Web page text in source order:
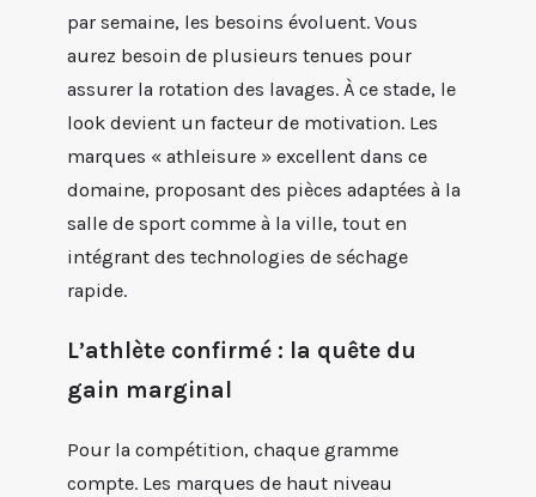
par semaine, les besoins évoluent. Vous
aurez besoin de plusieurs tenues pour
assurer la rotation des lavages. À ce stade, le
look devient un facteur de motivation. Les
marques « athleisure » excellent dans ce
domaine, proposant des pièces adaptées à la
salle de sport comme à la ville, tout en
intégrant des technologies de séchage
rapide.
L’athlète confirmé : la quête du
gain marginal
Pour la compétition, chaque gramme
compte. Les marques de haut niveau